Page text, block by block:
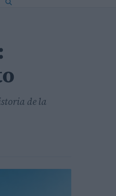
de la